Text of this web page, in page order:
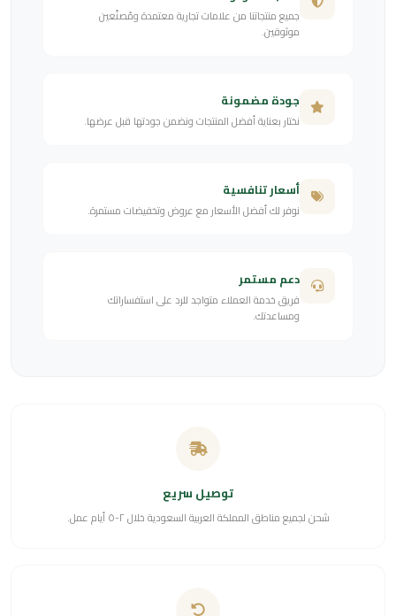
جميع منتجاتنا من علامات تجارية معتمدة ومُصنّعين
موثوقين.
جودة مضمونة
نختار بعناية أفضل المنتجات ونضمن جودتها قبل عرضها.
أسعار تنافسية
نوفر لك أفضل الأسعار مع عروض وتخفيضات مستمرة.
دعم مستمر
فريق خدمة العملاء متواجد للرد على استفساراتك
ومساعدتك.
توصيل سريع
شحن لجميع مناطق المملكة العربية السعودية خلال ٢-٥ أيام عمل.